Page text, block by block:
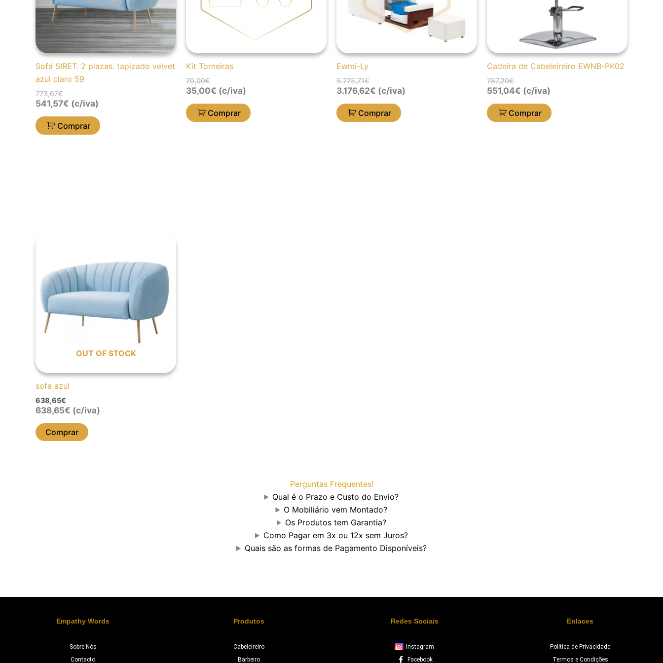
Sofá SIRET. 2 plazas. tapizado velvet
azul claro 59
773,67€
541,57€ (c/iva)
Comprar
Kit Torneiras
70,00€
35,00€ (c/iva)
Comprar
Ewmi-Ly
5.775,71€
3.176,62€ (c/iva)
Comprar
Cadeira de Cabeleireiro EWNB-PK02
787,20€
551,04€ (c/iva)
Comprar
OUT OF STOCK
sofa azul
638,65€
638,65€ (c/iva)
Comprar
Perguntas Frequentes!
Qual é o Prazo e Custo do Envio?
O Mobiliário vem Montado?
Os Produtos tem Garantia?
Como Pagar em 3x ou 12x sem Juros?
Quais são as formas de Pagamento Disponíveis?
Empathy Words
Sobre Nós
Contacto
Produtos
Cabeleireiro
Barbeiro
Redes Sociais
Instagram
Facebook
Enlaces
Politica de Privacidade
Termos e Condições